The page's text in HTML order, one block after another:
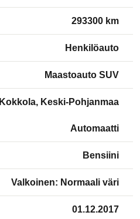
293300 km
Henkilöauto
Maastoauto SUV
Kokkola, Keski-Pohjanmaa
Automaatti
Bensiini
Valkoinen: Normaali väri
01.12.2017